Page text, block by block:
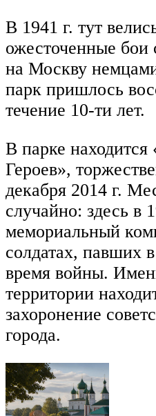
В 1941 г. тут
ожесточенные
на Москву
парк пришлось
течение 10-ти лет.
В парке
Героев»,
декабря 2014 г.
случайно: здесь в
мемориальный
солдатах, павших
время войны.
территории
захоронение
города.